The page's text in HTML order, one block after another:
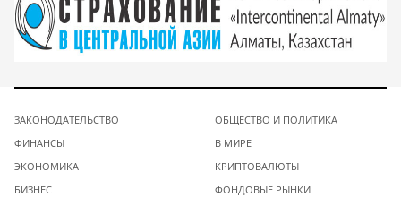
ЗАКОНОДАТЕЛЬСТВО
ФИНАНСЫ
ЭКОНОМИКА
БИЗНЕС
ОБЩЕСТВО И ПОЛИТИКА
В МИРЕ
КРИПТОВАЛЮТЫ
ФОНДОВЫЕ РЫНКИ